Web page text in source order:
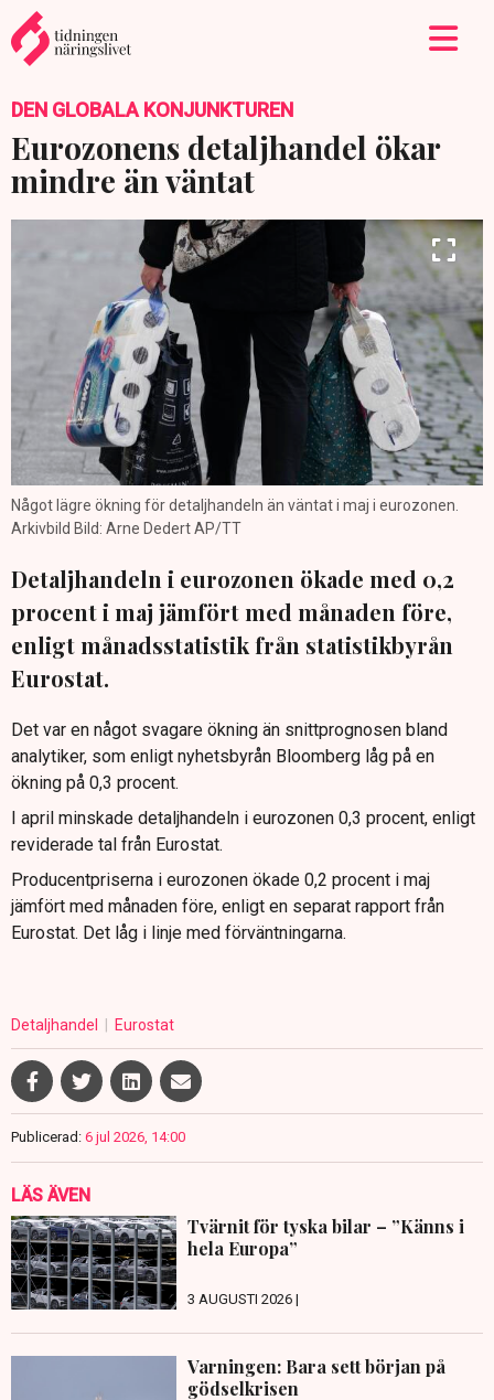
DEN GLOBALA KONJUNKTUREN
Eurozonens detaljhandel ökar
mindre än väntat
Något lägre ökning för detaljhandeln än väntat i maj i eurozonen.
Arkivbild Bild: Arne Dedert AP/TT
Detaljhandeln i eurozonen ökade med 0,2
procent i maj jämfört med månaden före,
enligt månadsstatistik från statistikbyrån
Eurostat.
Det var en något svagare ökning än snittprognosen bland
analytiker, som enligt nyhetsbyrån Bloomberg låg på en
ökning på 0,3 procent.
I april minskade detaljhandeln i eurozonen 0,3 procent, enligt
reviderade tal från Eurostat.
Producentpriserna i eurozonen ökade 0,2 procent i maj
jämfört med månaden före, enligt en separat rapport från
Eurostat. Det låg i linje med förväntningarna.
Detaljhandel Eurostat
Publicerad: 6 jul 2026, 14:00
LÄS ÄVEN
Tvärnit för tyska bilar – ”Känns i
hela Europa”
3 AUGUSTI 2026 |
Varningen: Bara sett början på
gödselkrisen